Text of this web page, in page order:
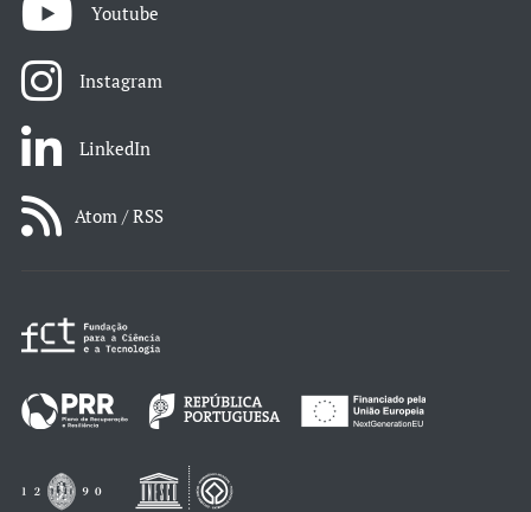
Youtube
Instagram
LinkedIn
Atom / RSS